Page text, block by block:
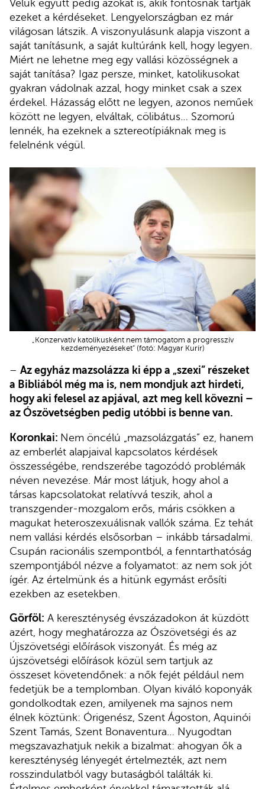
Velük együtt pedig azokat is, akik fontosnak tartják
ezeket a kérdéseket. Lengyelországban ez már
világosan látszik. A viszonyulásunk alapja viszont a
saját tanításunk, a saját kultúránk kell, hogy legyen.
Miért ne lehetne meg egy vallási közösségnek a
saját tanítása? Igaz persze, minket, katolikusokat
gyakran vádolnak azzal, hogy minket csak a szex
érdekel. Házasság előtt ne legyen, azonos neműek
között ne legyen, elváltak, cölibátus… Szomorú
lennék, ha ezeknek a sztereotípiáknak meg is
felelnénk végül.
„Konzervatív katolikusként nem támogatom a progresszív
kezdeményezéseket” (fotó: Magyar Kurír)
– Az egyház mazsolázza ki épp a „szexi” részeket
a Bibliából még ma is, nem mondjuk azt hirdeti,
hogy aki felesel az apjával, azt meg kell kövezni –
az Ószövetségben pedig utóbbi is benne van.
Koronkai: Nem öncélú „mazsolázgatás” ez, hanem
az emberlét alapjaival kapcsolatos kérdések
összességébe, rendszerébe tagozódó problémák
néven nevezése. Már most látjuk, hogy ahol a
társas kapcsolatokat relatívvá teszik, ahol a
transzgender-mozgalom erős, máris csökken a
magukat heteroszexuálisnak vallók száma. Ez tehát
nem vallási kérdés elsősorban – inkább társadalmi.
Csupán racionális szempontból, a fenntarthatóság
szempontjából nézve a folyamatot: az nem sok jót
ígér. Az értelmünk és a hitünk egymást erősíti
ezekben az esetekben.
Görföl: A kereszténység évszázadokon át küzdött
azért, hogy meghatározza az Ószövetségi és az
Újszövetségi előírások viszonyát. És még az
újszövetségi előírások közül sem tartjuk az
összeset követendőnek: a nők fejét például nem
fedetjük be a templomban. Olyan kiváló koponyák
gondolkodtak ezen, amilyenek ma sajnos nem
élnek köztünk: Órigenész, Szent Ágoston, Aquinói
Szent Tamás, Szent Bonaventura… Nyugodtan
megszavazhatjuk nekik a bizalmat: ahogyan ők a
kereszténység lényegét értelmezték, azt nem
rosszindulatból vagy butaságból találták ki.